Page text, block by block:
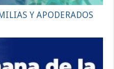
Y APODERADOS